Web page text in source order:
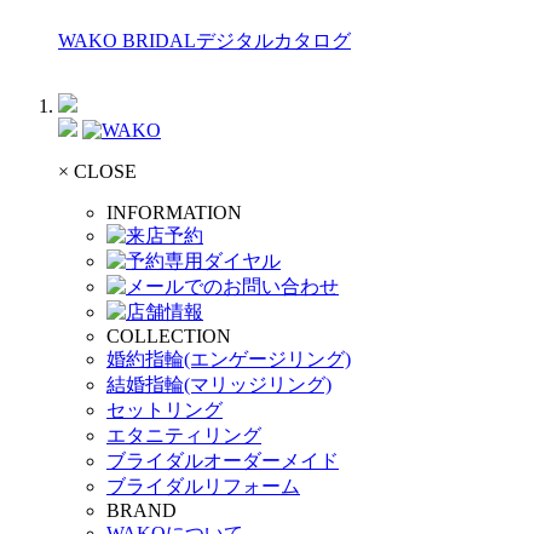
WAKO BRIDALデジタルカタログ
× CLOSE
INFORMATION
COLLECTION
婚約指輪(エンゲージリング)
結婚指輪(マリッジリング)
セットリング
エタニティリング
ブライダルオーダーメイド
ブライダルリフォーム
BRAND